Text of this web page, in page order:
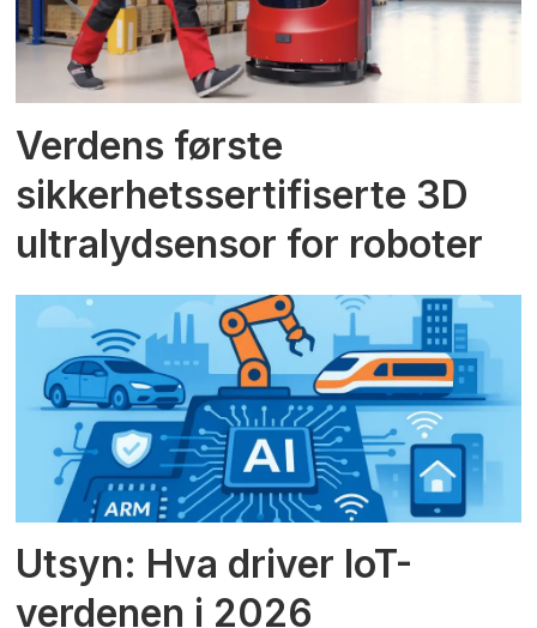
Verdens første
sikkerhetssertifiserte 3D
ultralydsensor for roboter
Utsyn: Hva driver IoT-
verdenen i 2026